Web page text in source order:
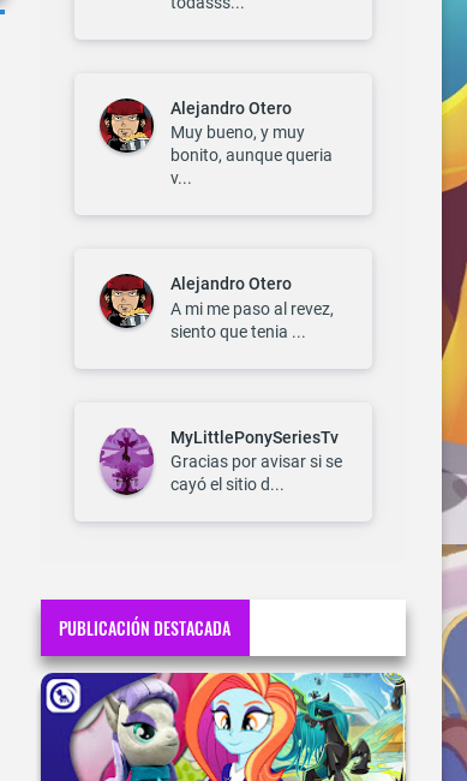
Alejandro Otero
Muy bueno, y muy
bonito, aunque queria
v...
Alejandro Otero
A mi me paso al revez,
siento que tenia ...
MyLittlePonySeriesTv
Gracias por avisar si se
cayó el sitio d...
PUBLICACIÓN DESTACADA